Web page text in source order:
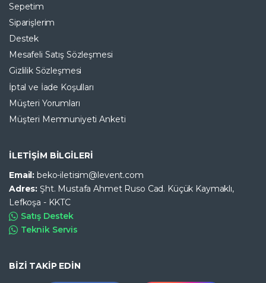
Sepetim
Siparişlerim
Destek
Mesafeli Satış Sözleşmesi
Gizlilik Sözleşmesi
İptal ve İade Koşulları
Müşteri Yorumları
Müşteri Memnuniyeti Anketi
İLETİŞİM BİLGİLERİ
Email:beko-iletisim@levent.com
Adres:Şht. Mustafa Ahmet Ruso Cad. Küçük Kaymaklı,
Lefkoşa - KKTC
Satış Destek
Teknik Servis
BİZİ TAKİP EDİN